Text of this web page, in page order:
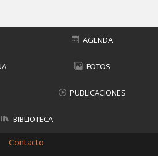
AGENDA
FOTOS
PUBLICACIONES
BIBLIOTECA
Contacto